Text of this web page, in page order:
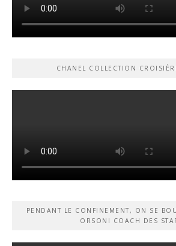
CHANEL COLLECTION
PENDANT LE CONFINEMENT, ON SE
ORSONI COACH DES